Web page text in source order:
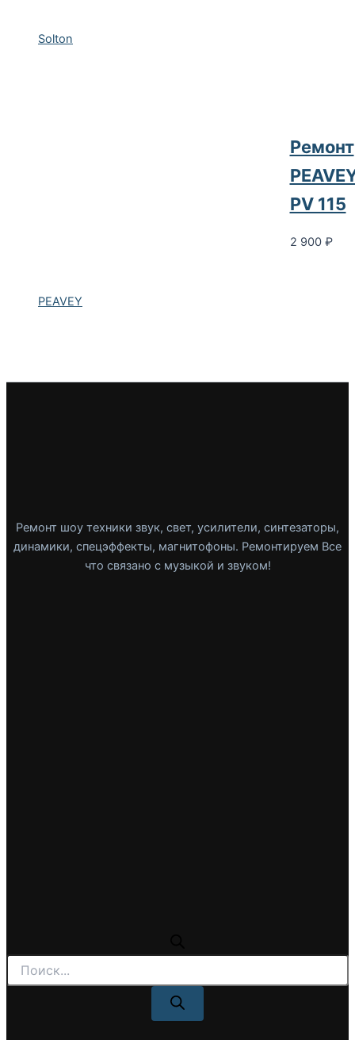
Solton
PEAVEY
Ремонт
PV 115
2 900 ₽
Ремонт шоу техники звук, свет, усилители, синтезаторы,
динамики, спецэффекты, магнитофоны. Ремонтируем Все
что связано с музыкой и звуком!
Поиск
товаров